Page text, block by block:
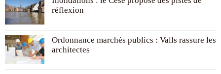
réflexion
Ordonnance marchés publics : Valls rassure les
architectes